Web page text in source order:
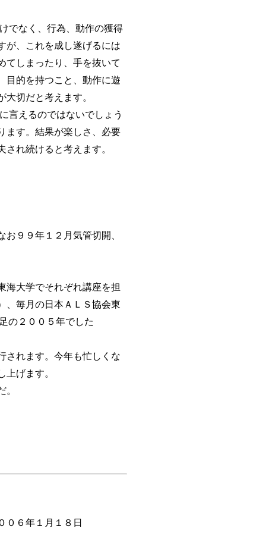
なく、行為、動作の獲得
が、これを成し遂げるには
てしまったり、手を抜いて
目的を持つこと、動作に遊
切だと考えます。
言えるのではないでしょう
ます。結果が楽しさ、必要
れ続けると考えます。
９９年１２月気管切開、
大学でそれぞれ講座を担
、毎月の日本ＡＬＳ協会東
の２００５年でした
れます。今年も忙しくな
げます。
８日